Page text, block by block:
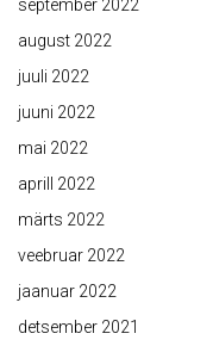
september 2022
august 2022
juuli 2022
juuni 2022
mai 2022
aprill 2022
märts 2022
veebruar 2022
jaanuar 2022
detsember 2021